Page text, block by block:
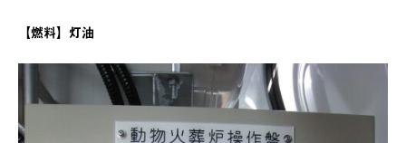
【燃料】灯油